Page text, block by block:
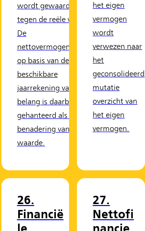
wordt gewaardeerd
tegen de reële waarde.
De
nettovermogenswaarde
op basis van de laatst
beschikbare
jaarrekening van dit
belang is daarbij
gehanteerd als beste
benadering van de reële
waarde.
het eigen
vermogen
wordt
verwezen naar
het
geconsolideerd
mutatie
overzicht van
het eigen
vermogen.
26.
Financië
le
27.
Nettofi
nancie